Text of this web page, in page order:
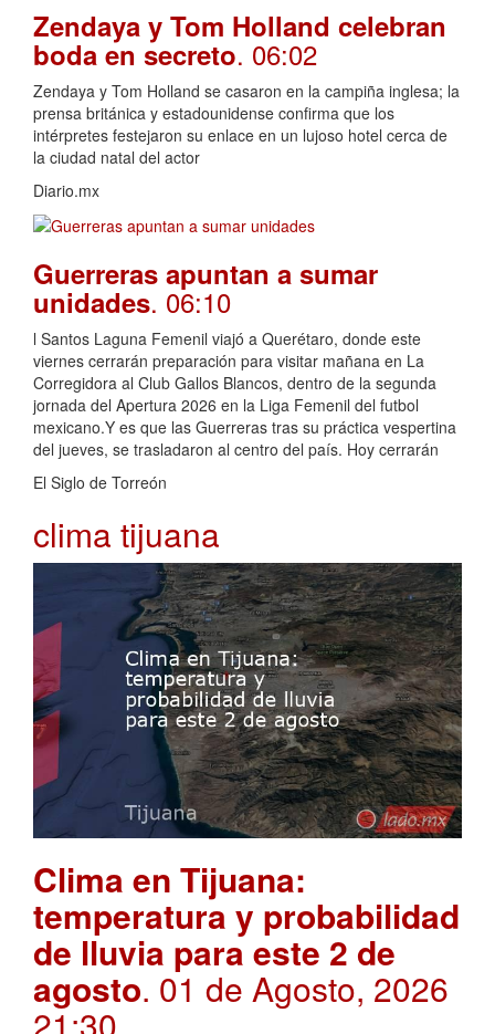
Zendaya y Tom Holland celebran
boda en secreto. 06:02
Zendaya y Tom Holland se casaron en la campiña inglesa; la
prensa británica y estadounidense confirma que los
intérpretes festejaron su enlace en un lujoso hotel cerca de
la ciudad natal del actor
Diario.mx
Guerreras apuntan a sumar
unidades. 06:10
l Santos Laguna Femenil viajó a Querétaro, donde este
viernes cerrarán preparación para visitar mañana en La
Corregidora al Club Gallos Blancos, dentro de la segunda
jornada del Apertura 2026 en la Liga Femenil del futbol
mexicano.Y es que las Guerreras tras su práctica vespertina
del jueves, se trasladaron al centro del país. Hoy cerrarán
El Siglo de Torreón
clima tijuana
Clima en Tijuana:
temperatura y probabilidad
de lluvia para este 2 de
agosto. 01 de Agosto, 2026